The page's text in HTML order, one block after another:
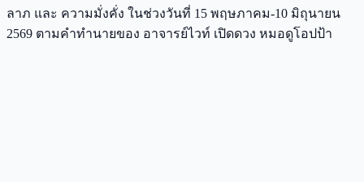
ลาภ และ ความมั่งคั่ง ในช่วงวันที่ 15 พฤษภาคม-10 มิถุนายน
2569 ตามคำทำนายของ อาจารย์ไวท์ เปิดดวง หมอดูโอปป้า